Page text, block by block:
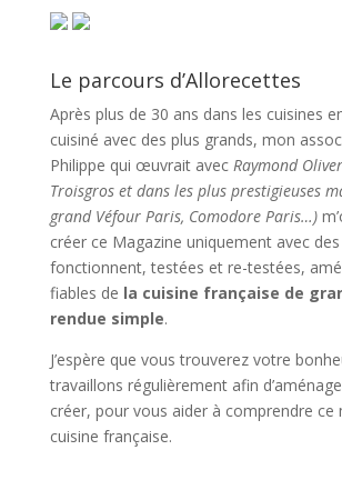
Le parcours d’Allorecettes
Après plus de 30 ans dans les cuisines
cuisiné avec des plus grands, mon
Philippe qui œuvrait avec Raymond
Troisgros et dans les plus prestigieuses
grand Véfour Paris, Comodore Paris…)
créer ce Magazine uniquement avec
fonctionnent, testées et re-testées,
fiables de la cuisine française de
rendue simple.
J’espère que vous trouverez votre
travaillons régulièrement afin
créer, pour vous aider à comprendre ce
cuisine française.